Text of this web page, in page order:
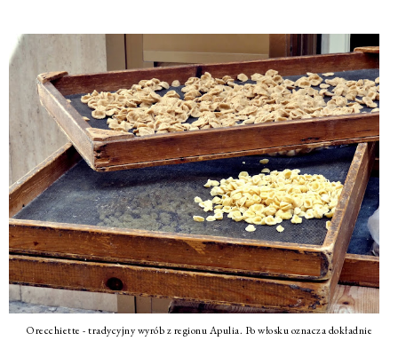
Orecchiette - tradycyjny wyrób z regionu Apulia. Po włosku oznacza dokładnie